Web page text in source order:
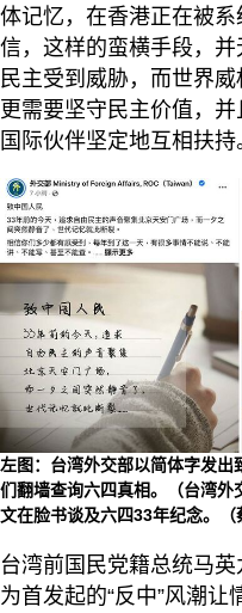
体记忆，在香港正在被系
信，这样的蛮横手段，
民主受到威胁，而世界
更需要坚守民主价值，
国际伙伴坚定地互相扶持
左图：台湾外交部以简体字发出
们翻墙查询六四真相。（台湾
文在脸书谈及六四33年纪念。（
台湾前国民党籍总统马
为首发起的“反中”风潮